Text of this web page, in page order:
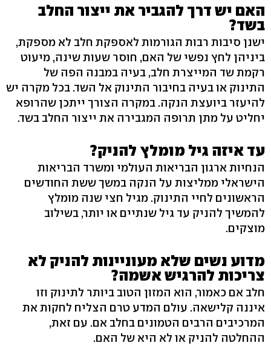
האם יש דרך להגביר את ייצור החלב
בשד?
ישנן סיבות רבות הגורמות לאספקת חלב לא מספקת,
ביניהן לחץ נפשי של האם, חוסר שעות שינה, מיעוט
רקמת שד המייצרת חלב, בעיה במבנה הפה של
התינוק או בעיה בחיבור התינוק אל השד. בכל מקרה יש
להיעזר ביועצת הנקה. במקרה הצורך ייתכן שהרופא
יחליט על מתן תרופה המגבירה את ייצור החלב בשד.
עד איזה גיל מומלץ להניק?
הנחיות ארגון הבריאות העולמי ומשרד הבריאות
הישראלי ממליצות על הנקה במשך ששת החודשים
הראשונים לחיי התינוק. מגיל חצי שנה מומלץ
להמשיך להניק עד גיל שנתיים או יותר, בשילוב
מוצקים.
מדוע נשים שלא מעוניינות להניק לא
צריכות להרגיש אשמה?
חלב אם כאמור, הוא המזון הטוב ביותר לתינוק וזו
איננה קלישאה. עולם המדע טרם הצליח לחקות את
המרכיבים הרבים הטמונים בחלב אם. עם זאת,
ההחלטה להניק או לא היא של האם.